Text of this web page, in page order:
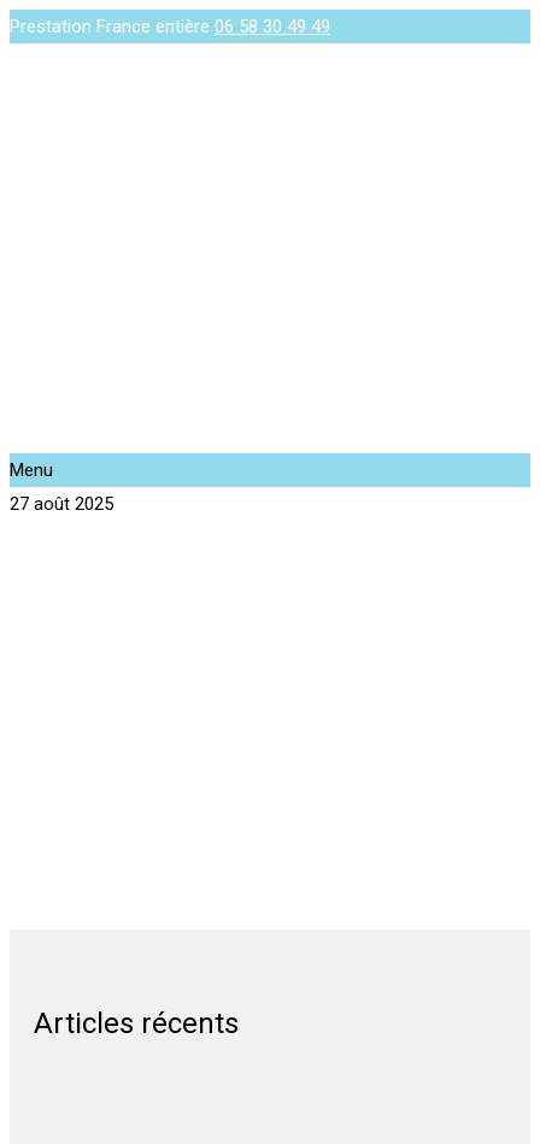
Prestation France entière 06 58 30 49 49
Menu
27 août 2025
Articles récents